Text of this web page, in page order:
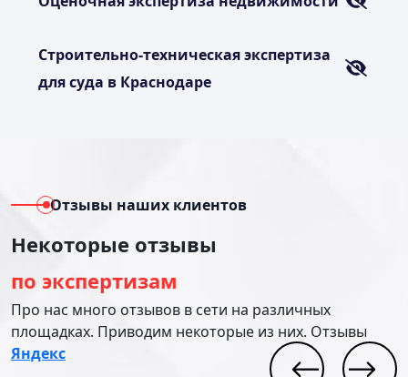
Строительно-техническая экспертиза
для суда в Краснодаре
Отзывы наших клиентов
Некоторые отзывы
по экспертизам
Про нас много отзывов в сети на различных
площадках. Приводим некоторые из них. Отзывы
Яндекс